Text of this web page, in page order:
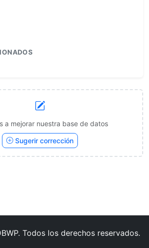
a mejorar nuestra base de datos
Sugerir corrección
Todos los derechos reservados.